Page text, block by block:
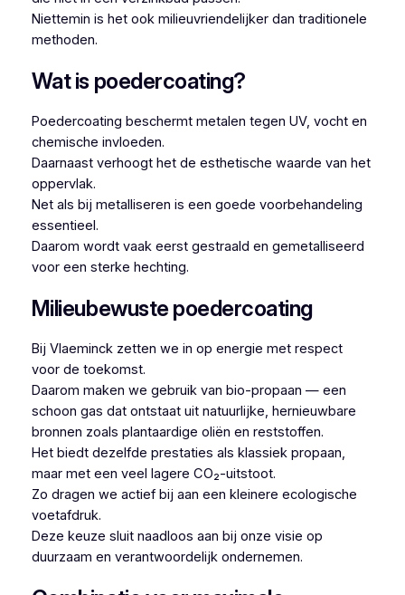
Niettemin is het ook milieuvriendelijker dan traditionele
methoden.
Wat is poedercoating?
Poedercoating beschermt metalen tegen UV, vocht en
chemische invloeden.
Daarnaast verhoogt het de esthetische waarde van het
oppervlak.
Net als bij metalliseren is een goede voorbehandeling
essentieel.
Daarom wordt vaak eerst gestraald en gemetalliseerd
voor een sterke hechting.
Milieubewuste poedercoating
Bij Vlaeminck zetten we in op energie met respect
voor de toekomst.
Daarom maken we gebruik van bio-propaan — een
schoon gas dat ontstaat uit natuurlijke, hernieuwbare
bronnen zoals plantaardige oliën en reststoffen.
Het biedt dezelfde prestaties als klassiek propaan,
maar met een veel lagere CO₂-uitstoot.
Zo dragen we actief bij aan een kleinere ecologische
voetafdruk.
Deze keuze sluit naadloos aan bij onze visie op
duurzaam en verantwoordelijk ondernemen.